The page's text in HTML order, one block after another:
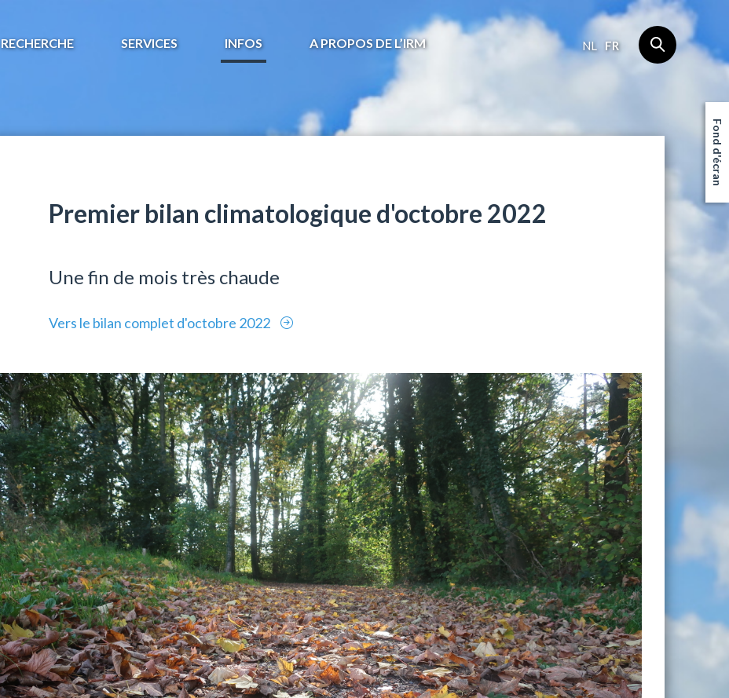
RECHERCHE SERVICES INFOS A PROPOS DE L’IRM NL FR
Premier bilan climatologique d'octobre 2022
Une fin de mois très chaude
Vers le bilan complet d'octobre 2022
Fond d'écran